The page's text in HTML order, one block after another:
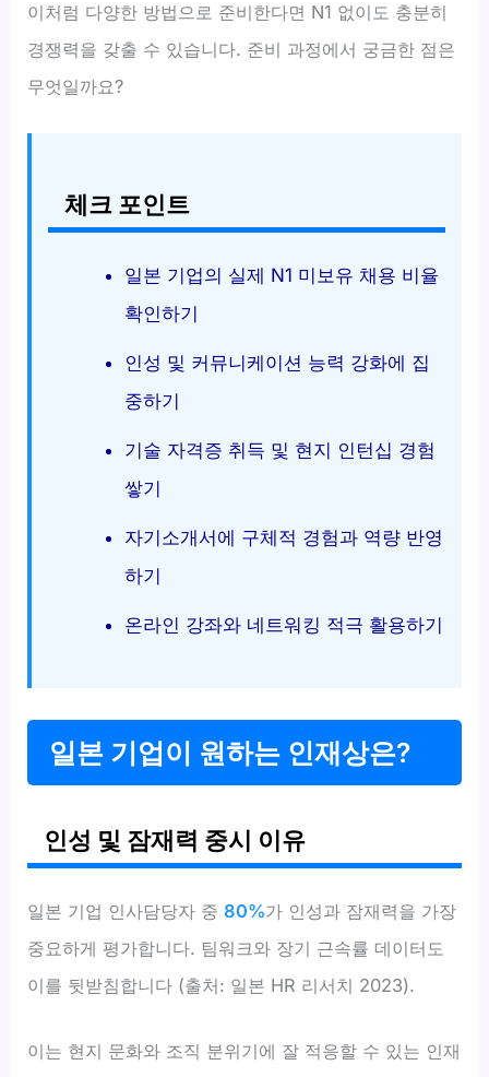
이처럼 다양한 방법으로 준비한다면 N1 없이도 충분히
경쟁력을 갖출 수 있습니다. 준비 과정에서 궁금한 점은
무엇일까요?
체크 포인트
일본 기업의 실제 N1 미보유 채용 비율
확인하기
인성 및 커뮤니케이션 능력 강화에 집
중하기
기술 자격증 취득 및 현지 인턴십 경험
쌓기
자기소개서에 구체적 경험과 역량 반영
하기
온라인 강좌와 네트워킹 적극 활용하기
일본 기업이 원하는 인재상은?
인성 및 잠재력 중시 이유
일본 기업 인사담당자 중80%가 인성과 잠재력을 가장
중요하게 평가합니다. 팀워크와 장기 근속률 데이터도
이를 뒷받침합니다 (출처: 일본 HR 리서치 2023).
이는 현지 문화와 조직 분위기에 잘 적응할 수 있는 인재